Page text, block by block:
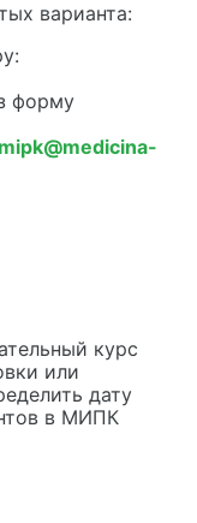
варианта:
форму
mipk@medicina-
курс
или
дату
в МИПК